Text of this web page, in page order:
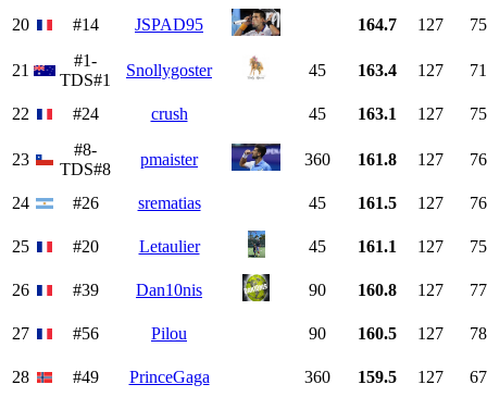
20 #14 JSPAD95 164.7 127
21
#1-
TDS#1
Snollygoster 45 163.4 127
22 #24 crush 45 163.1 127
23
#8-
TDS#8
pmaister 360 161.8 127
24 #26 srematias 45 161.5 127
25 #20 Letaulier 45 161.1 127
26 #39 Dan10nis 90 160.8 127
27 #56 Pilou 90 160.5 127
28 #49 PrinceGaga 360 159.5 127